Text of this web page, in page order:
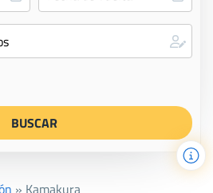
» Kamakura